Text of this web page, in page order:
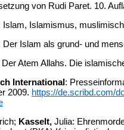
von Rudi Paret. 10.
Islam, Islamismus,
Der Islam als grund- und
Atem Allahs. Die
International:
2009. https://de.scribd.com/
Kasselt, Julia: